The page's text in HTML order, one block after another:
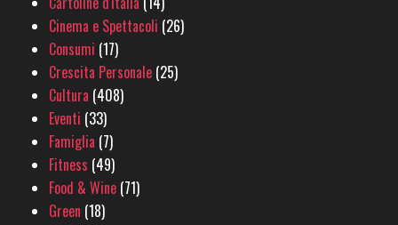
Cinema e Spettacoli (26)
Consumi (17)
Crescita Personale (25)
Cultura (408)
Eventi (33)
Famiglia (7)
Fitness (49)
Food & Wine (71)
Green (18)